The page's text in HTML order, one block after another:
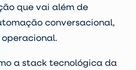
que vai além de
conversacional,
a stack tecnológica da